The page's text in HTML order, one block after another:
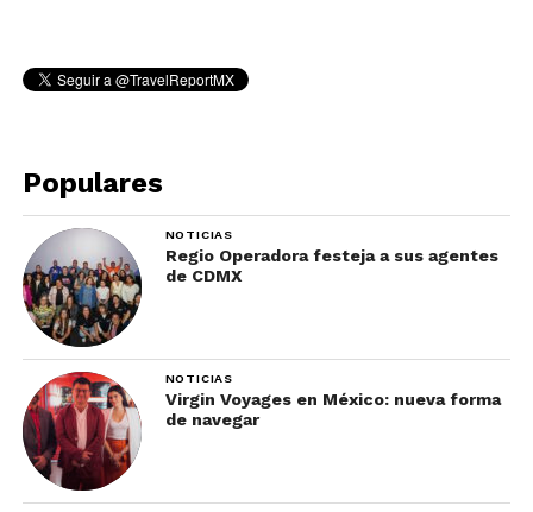
Populares
NOTICIAS
Regio Operadora festeja a sus agentes
de CDMX
NOTICIAS
Virgin Voyages en México: nueva forma
de navegar